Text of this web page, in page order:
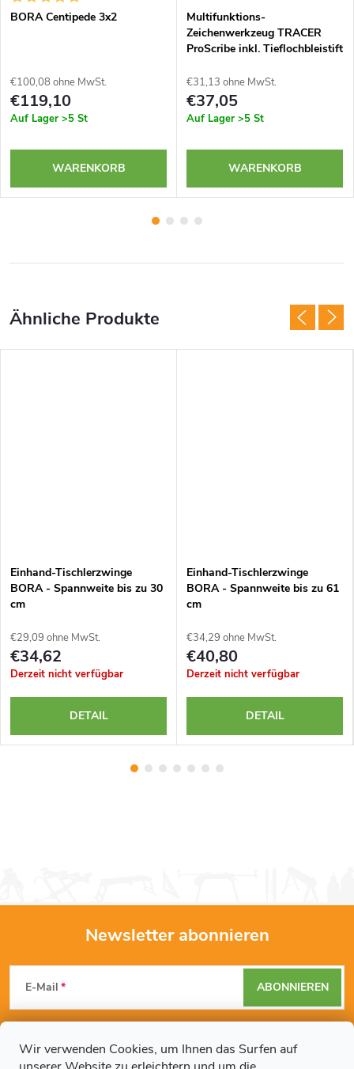
Wir verwenden Cookies, um Ihnen das Surfen auf
BORA Centipede 3x2
€100,08 ohne MwSt.
€119,10
Auf Lager >5 St
WARENKORB
Multifunktions-
Zeichenwerkzeug TRACER
ProScribe inkl. Tieflochbleistift
€31,13 ohne MwSt.
€37,05
Auf Lager >5 St
WARENKORB
Einhand-Tischlerzwinge
BORA - Spannweite bis zu 30
cm
€29,09 ohne MwSt.
€34,62
Derzeit nicht verfügbar
DETAIL
Einhand-Tischlerzwinge
BORA - Spannweite bis zu 61
cm
€34,29 ohne MwSt.
€40,80
Derzeit nicht verfügbar
DETAIL
F
u
ß
Newsletter abonnieren
E-Mail
Mit der Eingabe Ihrer E-Mail-Adresse erklären Sie sich mit den
Datenschutzbestimmungen
einverstanden.
ABONNIEREN